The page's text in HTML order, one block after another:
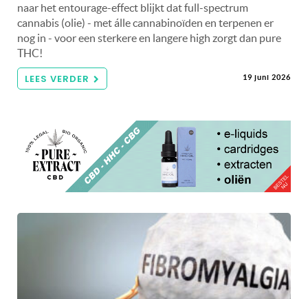
naar het entourage-effect blijkt dat full-spectrum
cannabis (olie) - met álle cannabinoïden en terpenen er
nog in - voor een sterkere en langere high zorgt dan pure
THC!
LEES VERDER 19 juni 2026